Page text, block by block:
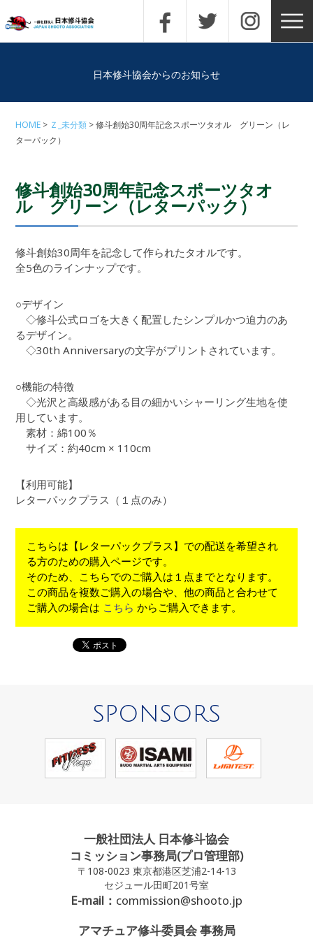
日本修斗協会からのお知らせ
HOME Ｚ_未分類
修斗創始30周年記念スポーツタオル グリーン（レ
ターパック）
修斗創始30周年記念スポーツタオ
ル グリーン（レターパック）
修斗創始30周年を記念して作られたタオルです。
全5色のラインナップです。
○デザイン
◇修斗公式ロゴを大きく配置したシンプルかつ迫力のあ
るデザイン。
◇30th Anniversaryの文字がプリントされています。
○機能の特徴
◇光沢と高級感がある目の細かいシャーリング生地を使
用しています。
素材：綿100％
サイズ：約40cm × 110cm
【利用可能】
レターパックプラス（１点のみ）
こちらは【レターパックプラス】での配送を希望され
る方のための購入ページです。
そのため、こちらでのご購入は１点までとなります。
この商品を複数ご購入の場合や、他の商品と合わせて
ご購入の場合は こちら からご購入できます。
SPONSORS
一般社団法人 日本修斗協会
コミッション事務局(プロ管理部)
〒108-0023 東京都港区芝浦2-14-13
セジュール田町201号室
E-mail： commission@shooto.jp
アマチュア修斗委員会 事務局